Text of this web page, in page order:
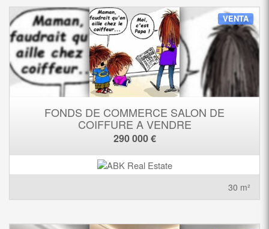
VENTA
FONDS DE COMMERCE SALON DE
COIFFURE A VENDRE
290 000 €
30 m²